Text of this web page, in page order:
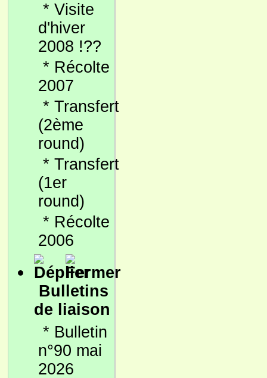
* Visite
d'hiver
2008 !??
* Récolte
2007
* Transfert
(2ème
round)
* Transfert
(1er
round)
* Récolte
2006
Bulletins
de liaison
* Bulletin
n°90 mai
2026